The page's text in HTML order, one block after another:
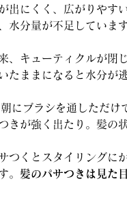
出にくく、広がりやす
水分量が不足しています
、キューティクルが閉
たままになると水分が
にブラシを通しただけ
きが強く出たり。髪の
つくとスタイリングに
。 髪のパサつきは見た